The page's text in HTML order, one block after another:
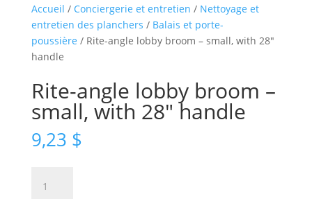
Accueil / Conciergerie et entretien / Nettoyage et
entretien des planchers / Balais et porte-
poussière / Rite-angle lobby broom – small, with 28″
handle
Rite-angle lobby broom –
small, with 28″ handle
9,23 $